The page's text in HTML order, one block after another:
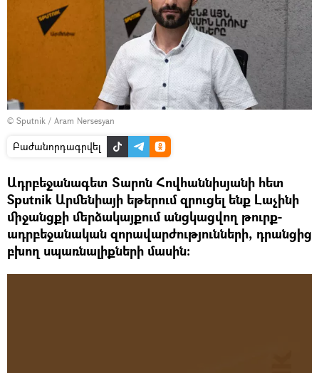
© Sputnik / Aram Nersesyan
Բաժանորդագրվել
Ադրբեջանագետ Տարոն Հովհաննիսյանի հետ
Sputnik Արմենիայի եթերում զրուցել ենք Լաչինի
միջանցքի մերձակայքում անցկացվող թուրք-
ադրբեջանական զորավարժությունների, դրանցից
բխող սպառնալիքների մասին։